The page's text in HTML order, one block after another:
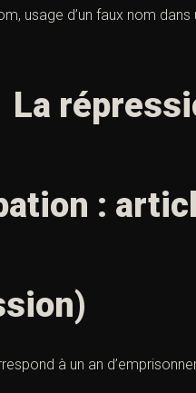
usage d’un faux nom
:
à un an